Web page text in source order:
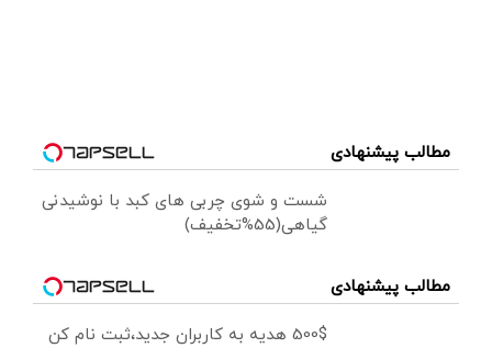
مطالب پیشنهادی
شست و شوی چربی های کبد با نوشیدنی
گیاهی(55%تخفیف)
مطالب پیشنهادی
500$ هدیه به کاربران جدید،ثبت نام کن